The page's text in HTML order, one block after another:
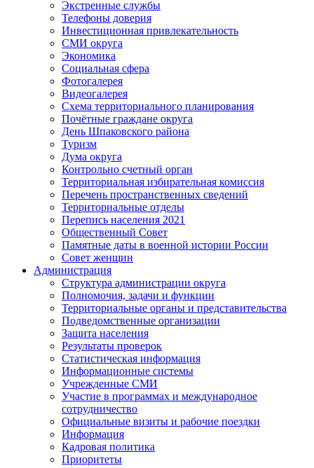
Экстренные службы
Телефоны доверия
Инвестиционная привлекательность
СМИ округа
Экономика
Социальная сфера
Фотогалерея
Видеогалерея
Схема территориального планирования
Почётные граждане округа
День Шпаковского района
Туризм
Дума округа
Контрольно счетный орган
Территориальная избирательная комиссия
Перечень пространственных сведений
Территориальные отделы
Перепись населения 2021
Общественный Совет
Памятные даты в военной истории России
Совет женщин
Администрация
Структура администрации округа
Полномочия, задачи и функции
Территориальные органы и представительства
Подведомственные организации
Защита населения
Результаты проверок
Статистическая информация
Информационные системы
Учрежденные СМИ
Участие в программах и международное
сотрудничество
Официальные визиты и рабочие поездки
Информация
Кадровая политика
Приоритеты